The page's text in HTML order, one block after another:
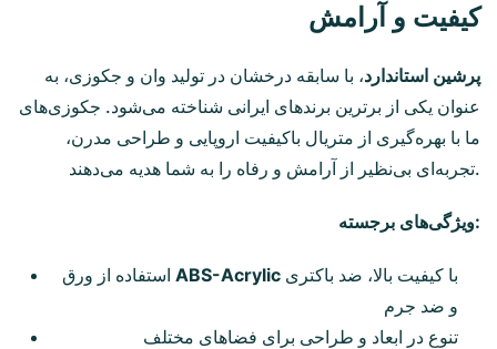
کیفیت و آرامش
پرشین استاندارد، با سابقه درخشان در تولید وان و جکوزی، به
عنوان یکی از برترین برندهای ایرانی شناخته می‌شود. جکوزی‌های
ما با بهره‌گیری از متریال باکیفیت اروپایی و طراحی مدرن،
تجربه‌ای بی‌نظیر از آرامش و رفاه را به شما هدیه می‌دهند.
ویژگی‌های برجسته:
ABS-Acrylic
و ضد جرم
تنوع در ابعاد و طراحی برای فضاهای مختلف